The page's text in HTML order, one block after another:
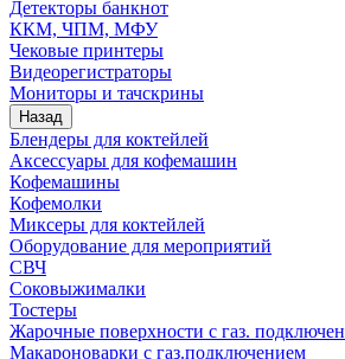
Детекторы банкнот
ККМ, ЧПМ, МФУ
Чековые принтеры
Видеорегистраторы
Мониторы и тачскрины
Назад
Блендеры для коктейлей
Аксессуары для кофемашин
Кофемашины
Кофемолки
Миксеры для коктейлей
Оборудование для мероприятий
СВЧ
Соковыжималки
Тостеры
Жарочные поверхности с газ.
Макароноварки с газ.подключением